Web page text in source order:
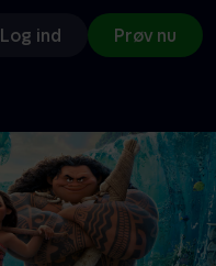
Log ind Prøv nu